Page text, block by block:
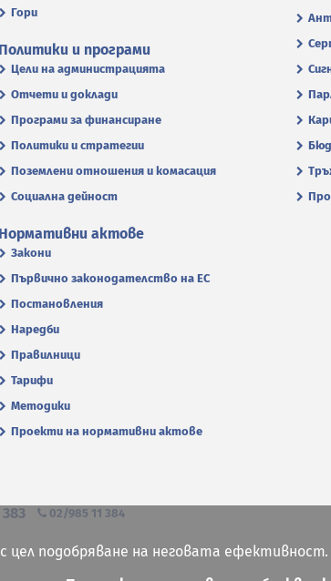
Гори
Политики и програми
Цели на администрацията
Отчети и доклади
Програми за финансиране
Политики и стратегии
Поземлени отношения и комасация
Социална дейност
Нормативни актове
Закони
Първично законодателство на ЕС
Постановления
Наредби
Правилници
Тарифи
Методики
Проекти на нормативни актове
02/985 11 384
цел подобряване на неговата